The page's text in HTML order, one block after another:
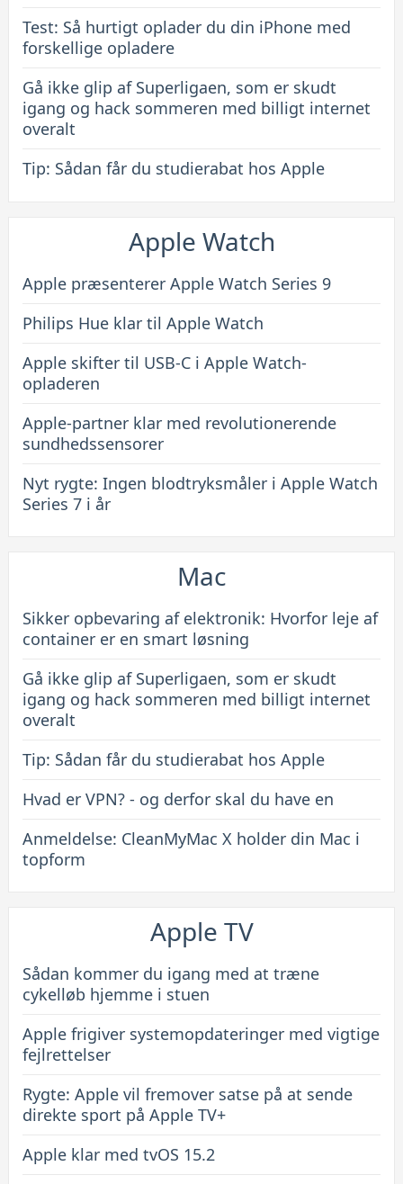
Test: Så hurtigt oplader du din iPhone med
forskellige opladere
Gå ikke glip af Superligaen, som er skudt
igang og hack sommeren med billigt internet
overalt
Tip: Sådan får du studierabat hos Apple
Apple Watch
Apple præsenterer Apple Watch Series 9
Philips Hue klar til Apple Watch
Apple skifter til USB-C i Apple Watch-
opladeren
Apple-partner klar med revolutionerende
sundhedssensorer
Nyt rygte: Ingen blodtryksmåler i Apple Watch
Series 7 i år
Mac
Sikker opbevaring af elektronik: Hvorfor leje af
container er en smart løsning
Gå ikke glip af Superligaen, som er skudt
igang og hack sommeren med billigt internet
overalt
Tip: Sådan får du studierabat hos Apple
Hvad er VPN? - og derfor skal du have en
Anmeldelse: CleanMyMac X holder din Mac i
topform
Apple TV
Sådan kommer du igang med at træne
cykelløb hjemme i stuen
Apple frigiver systemopdateringer med vigtige
fejlrettelser
Rygte: Apple vil fremover satse på at sende
direkte sport på Apple TV+
Apple klar med tvOS 15.2